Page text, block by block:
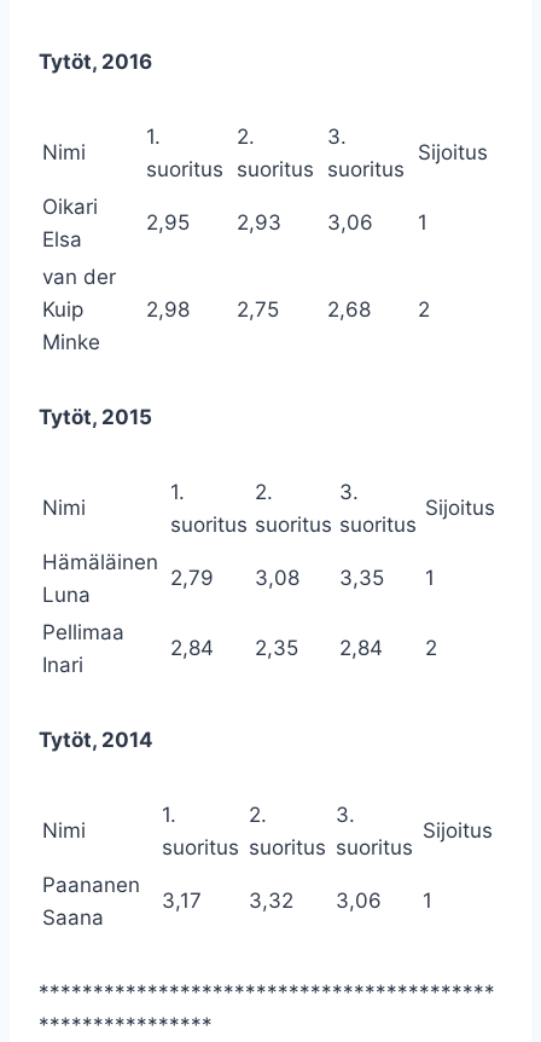
Tytöt, 2016
Nimi
1.
suoritus
2.
suoritus
3.
suoritus
Sijoitus
Oikari
Elsa
2,95 2,93 3,06 1
van der
Kuip
Minke
2,98 2,75 2,68 2
Tytöt, 2015
Nimi
1.
suoritus
2.
suoritus
3.
suoritus
Sijoitus
Hämäläinen
Luna
2,79 3,08 3,35 1
Pellimaa
Inari
2,84 2,35 2,84 2
Tytöt, 2014
Nimi
1.
suoritus
2.
suoritus
3.
suoritus
Sijoitus
Paananen
Saana
3,17 3,32 3,06 1
******************************************
****************